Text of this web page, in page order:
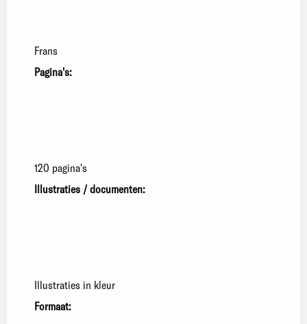
Frans
Pagina's:
120 pagina's
Illustraties / documenten:
Illustraties in kleur
Formaat: